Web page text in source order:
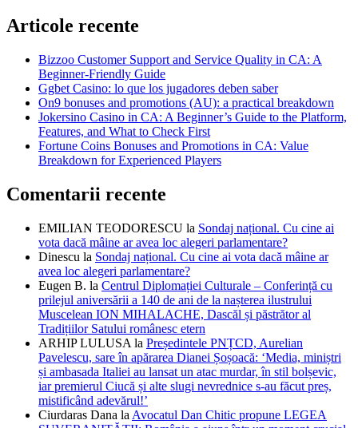
Articole recente
Bizzoo Customer Support and Service Quality in CA: A
Beginner-Friendly Guide
Ggbet Casino: lo que los jugadores deben saber
On9 bonuses and promotions (AU): a practical breakdown
Jokersino Casino in CA: A Beginner’s Guide to the Platform,
Features, and What to Check First
Fortune Coins Bonuses and Promotions in CA: Value
Breakdown for Experienced Players
Comentarii recente
EMILIAN TEODORESCU la Sondaj național. Cu cine ai
vota dacă mâine ar avea loc alegeri parlamentare?
Dinescu la Sondaj național. Cu cine ai vota dacă mâine ar
avea loc alegeri parlamentare?
Eugen B. la Centrul Diplomației Culturale – Conferință cu
prilejul aniversării a 140 de ani de la nașterea ilustrului
Muscelean ION MIHALACHE, Dascăl și păstrător al
Tradițiilor Satului românesc etern
ARHIP LULUSA la Președintele PNȚCD, Aurelian
Pavelescu, sare în apărarea Dianei Șoșoacă: ‘Media, miniștri
și ambasada Italiei au lansat un atac murdar, în stil bolșevic,
iar premierul Ciucă și alte slugi nevrednice s-au făcut preș,
mistificând adevărul!’
Ciurdaras Dana la Avocatul Dan Chitic propune LEGEA